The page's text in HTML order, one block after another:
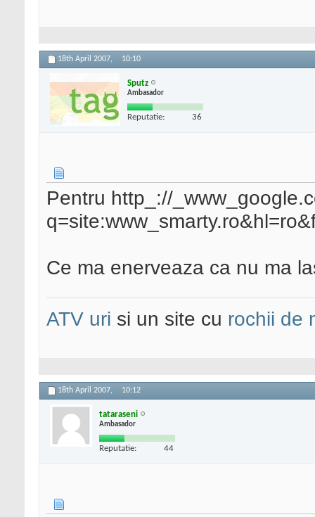
18th April 2007, 10:10
Sputz
Ambasador
Reputatie: 36
Pentru http_://
Ce ma enerveaza ca nu ma
ATV uri si un site cu rochii de
18th April 2007, 10:12
tataraseni
Ambasador
Reputatie: 44